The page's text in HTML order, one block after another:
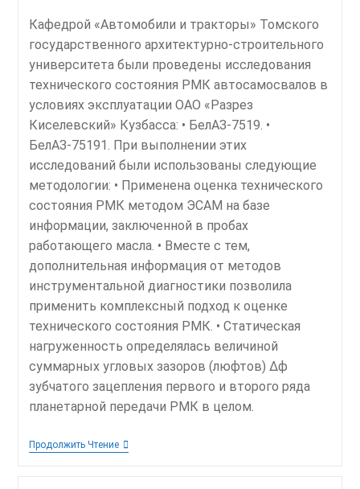
записи:
Кафедрой «Автомобили и тракторы» Томского
государственного архитектурно-строительного
университета были проведены исследования
технического состояния РМК автосамосвалов в
условиях эксплуатации ОАО «Разрез
Киселевский» Кузбасса: • БелАЗ-7519. •
БелАЗ-75191. При выполнении этих
исследований были использованы следующие
методологии: • Применена оценка технического
состояния РМК методом ЭСАМ на базе
информации, заключенной в пробах
работающего масла. • Вместе с тем,
дополнительная информация от методов
инструментальной диагностики позволила
применить комплексный подход к оценке
технического состояния РМК. • Статическая
нагруженность определялась величиной
суммарных угловых зазоров (люфтов) Δϕ
зубчатого зацепления первого и второго ряда
планетарной передачи РМК в целом.
Продолжить ЧтениеИсследования